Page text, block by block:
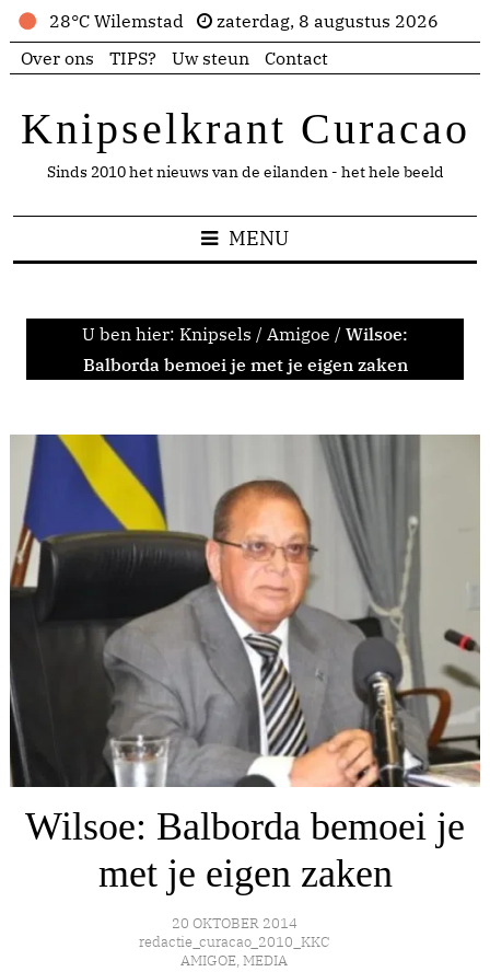
28°C Wilemstad
zaterdag, 8 augustus 2026
Over ons
TIPS? Uw steun Contact
Knipselkrant Curacao
Sinds 2010 het nieuws van de eilanden - het hele beeld
MENU
U ben hier: Knipsels / Amigoe / Wilsoe:
Balborda bemoei je met je eigen zaken
Wilsoe: Balborda bemoei je
met je eigen zaken
20 OKTOBER 2014
redactie_curacao_2010_KKC
AMIGOE, MEDIA